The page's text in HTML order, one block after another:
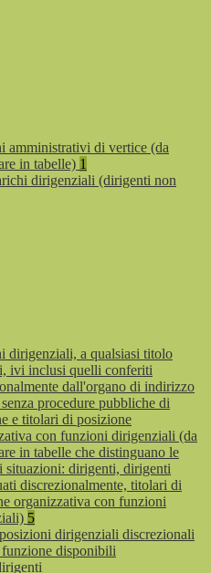
amministrativi di vertice (da
in tabelle) 1
dirigenziali (dirigenti non
dirigenziali, a qualsiasi titolo
ivi inclusi quelli conferiti
dall'organo di indirizzo
procedure pubbliche di
e titolari di posizione
con funzioni dirigenziali (da
in tabelle che distinguano le
situazioni: dirigenti, dirigenti
discrezionalmente, titolari di
organizzativa con funzioni
5
dirigenziali discrezionali
disponibili